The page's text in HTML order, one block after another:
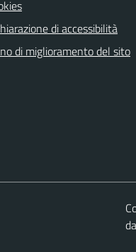
di accessibilità
di miglioramento del sito